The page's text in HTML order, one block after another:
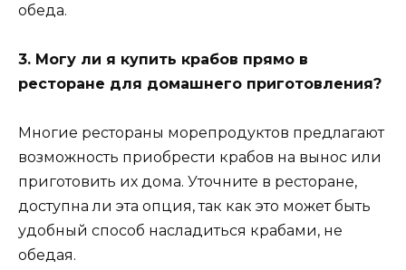
обеда.
3. Могу ли я купить крабов прямо в
ресторане для домашнего приготовления?
Многие рестораны морепродуктов предлагают
возможность приобрести крабов на вынос или
приготовить их дома. Уточните в ресторане,
доступна ли эта опция, так как это может быть
удобный способ насладиться крабами, не
обедая.